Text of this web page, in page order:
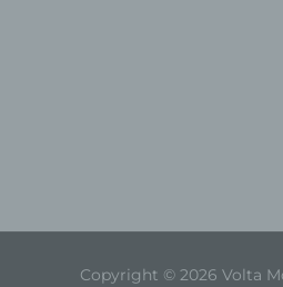
Copyright © 2026 Volta